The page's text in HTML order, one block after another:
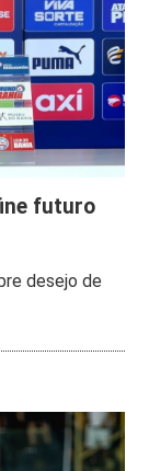
futuro
desejo de